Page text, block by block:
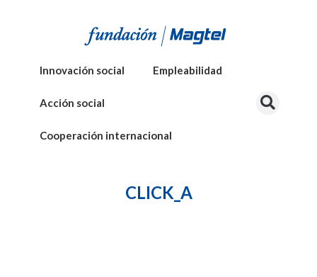
Innovación social Empleabilidad
Acción social
Cooperación internacional
CLICK_A